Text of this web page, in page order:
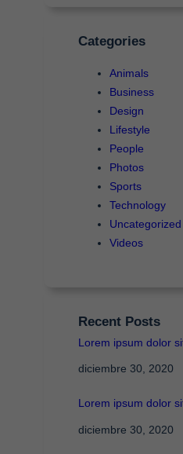
r
Categories
Animals
Business
Design
Lifestyle
People
Photos
Sports
Technology
Uncategorized
Videos
Recent Posts
Lorem ipsum dolor
diciembre 30, 2020
Lorem ipsum dolor
diciembre 30, 2020